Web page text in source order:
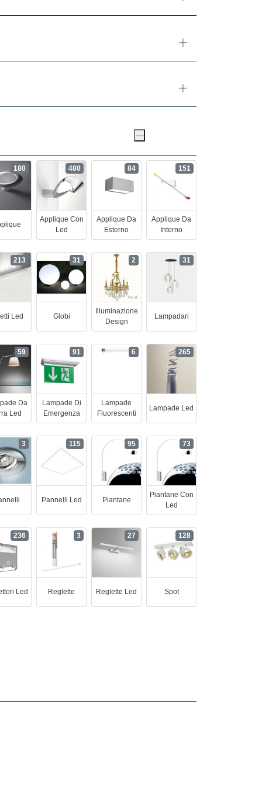
180
Applique Con
Led
480
Applique Da
Esterno
84
Applique Da
Interno
151
Led
213
Globi
31
Illuminazione
Design
2
Lampadari
31
Da
Led
59
Lampade Di
Emergenza
91
Lampade
Fluorescenti
6
Lampade Led
265
3
Pannelli Led
115
Piantane
95
Piantane Con
Led
73
Led
236
Reglette
3
Reglette Led
27
Spot
128